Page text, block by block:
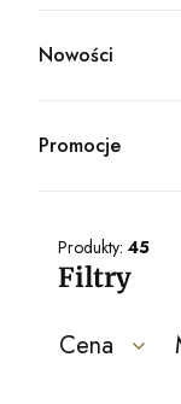
Nowości
Promocje
Produkty: 45
Filtry
Cena